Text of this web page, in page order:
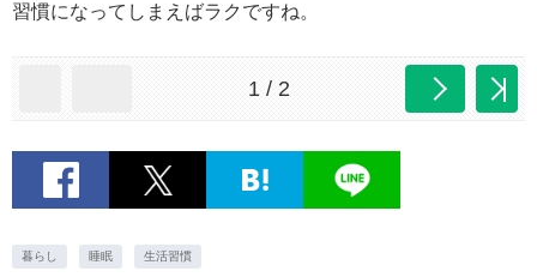
習慣になってしまえばラクですね。
1 / 2
暮らし 睡眠 生活習慣